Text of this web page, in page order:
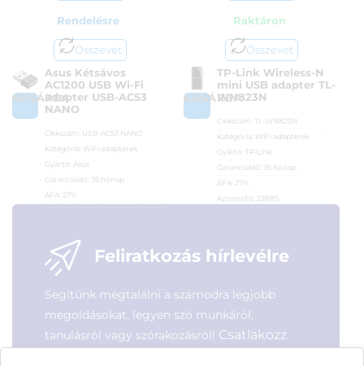
Rendelésre
Összevet
KOSÁRBA
Asus Kétsávos
AC1200 USB Wi-Fi
adapter USB-AC53
NANO
Cikkszám: USB-AC53 NANO
Kategória: WiFi adapterek
Gyártó: Asus
Garanciaidő:
36 hónap
ÁFA:
27%
Raktáron
Összevet
KOSÁRBA
TP-Link Wireless-N
mini USB adapter TL-
WN823N
Cikkszám:
TL-WN823N
Kategória: WiFi adapterek
Gyártó:
TP-Link
Garanciaidő:
36 hónap
ÁFA:
27%
Azonosító:
22885
Feliratkozás hírlevélre
Segítünk megtalálni a számodra legjobb
megoldásokat, legyen szó munkáról,
tanulásról vagy szórakozásról! Csatlakozz